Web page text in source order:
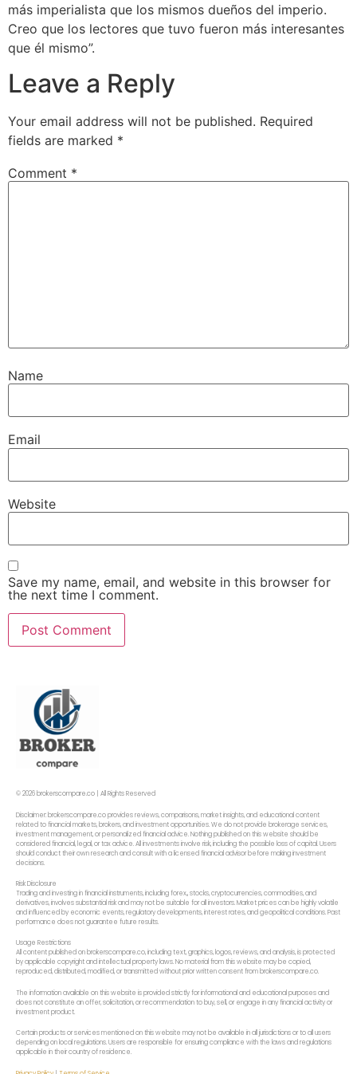
más imperialista que los mismos dueños del imperio.
Creo que los lectores que tuvo fueron más interesantes
que él mismo”.
Leave a Reply
Your email address will not be published. Required
fields are marked *
Comment *
Name
Email
Website
Save my name, email, and website in this browser for
the next time I comment.
© 2026 brokerscompare.co | All Rights Reserved
Disclaimer: brokerscompare.co provides reviews, comparisons, market insights, and educational content
related to financial markets, brokers, and investment opportunities. We do not provide brokerage services,
investment management, or personalized financial advice. Nothing published on this website should be
considered financial, legal, or tax advice. All investments involve risk, including the possible loss of capital. Users
should conduct their own research and consult with a licensed financial advisor before making investment
decisions.
Risk Disclosure
Trading and investing in financial instruments, including forex,, stocks, cryptocurrencies, commodities, and
derivatives, involves substantial risk and may not be suitable for all investors. Market prices can be highly volatile
and influenced by economic events, regulatory developments, interest rates, and geopolitical conditions. Past
performance does not guarantee future results.
Usage Restrictions
All content published on brokerscompare.co, including text, graphics, logos, reviews, and analysis, is protected
by applicable copyright and intellectual property laws. No material from this website may be copied,
reproduced, distributed, modified, or transmitted without prior written consent from brokerscompare.co.
The information available on this website is provided strictly for informational and educational purposes and
does not constitute an offer, solicitation, or recommendation to buy, sell, or engage in any financial activity or
investment product.
Certain products or services mentioned on this website may not be available in all jurisdictions or to all users
depending on local regulations. Users are responsible for ensuring compliance with the laws and regulations
applicable in their country of residence.